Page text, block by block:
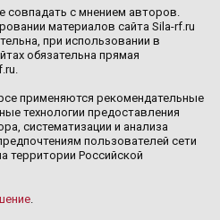
совпадать с мнением авторов.
материалов сайта Sila-rf.ru
при использовании в
обязательна прямая
применяются рекомендательные
технологии предоставления
систематизации и анализа
пользователей сети
территории Российской
.